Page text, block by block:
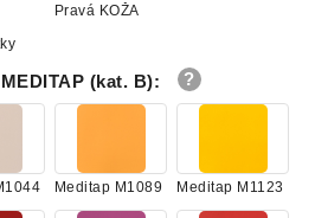
Pravá KOŽA
(kat. B):
Meditap M1089 Meditap M1123